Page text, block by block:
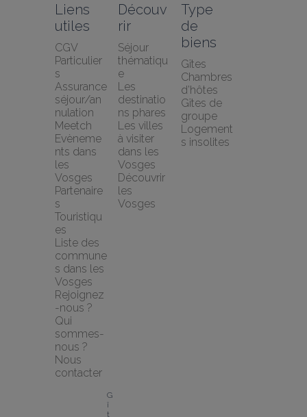
Liens
utiles
CGV
Particulier
s
Assurance
séjour/an
nulation
Meetch
Evèneme
nts dans
les
Vosges
Partenaire
s
Touristiqu
es
Liste des
commune
s dans les
Vosges
Rejoignez
-nous ?
Qui
sommes-
nous ?
Nous
contacter
Découv
rir
Séjour
thématiqu
e
Les
destinatio
ns phares
Les villes
à visiter
dans les
Vosges
Découvrir
les
Vosges
Type
de
biens
Gîtes
Chambres
d’hôtes
Gîtes de
groupe
Logement
s insolites
G
î
t